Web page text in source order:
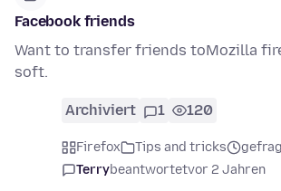
Facebook friends
Want to transfer friends toMozilla
soft.
Archiviert 1 120
Firefox Tips and tricks
Terrybeantwortetvor 2 Jahren